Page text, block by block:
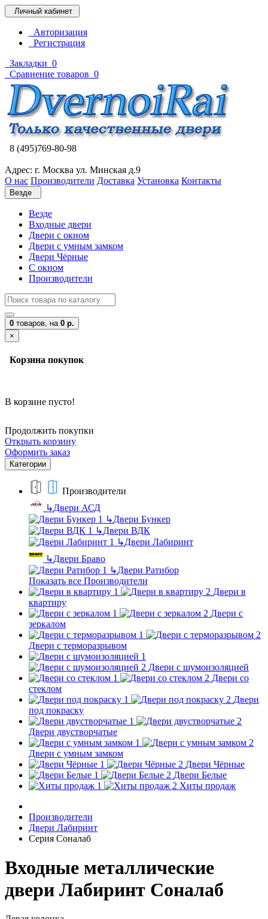
Личный кабинет
Авторизация
Регистрация
Закладки 0
Сравнение товаров 0
8 (495)769-80-98
Адрес: г. Москва ул. Минская д.9
О нас Производители Доставка Установка Контакты
Везде
Везде
Входные двери
Двери с окном
Двери с умным замком
Двери Чёрные
C окном
Производители
0 товаров, на 0 р.
×
Корзина покупок
В корзине пусто!
Продолжить покупки
Открыть корзину
Оформить заказ
Категории
Производители
↳Двери АСД
↳Двери Бункер
↳Двери ВДК
↳Двери Лабиринт
↳Двери Браво
↳Двери Ратибор
Показать все Производители
Двери в
квартиру
Двери с
зеркалом
Двери с терморазрывом
Двери с шумоизоляцией
Двери со
стеклом
Двери
под покраску
Двери двустворчатые
Двери с умным замком
Двери Чёрные
Двери Белые
Хиты продаж
Производители
Двери Лабиринт
Серия Соналаб
Входные металлические
двери Лабиринт Соналаб